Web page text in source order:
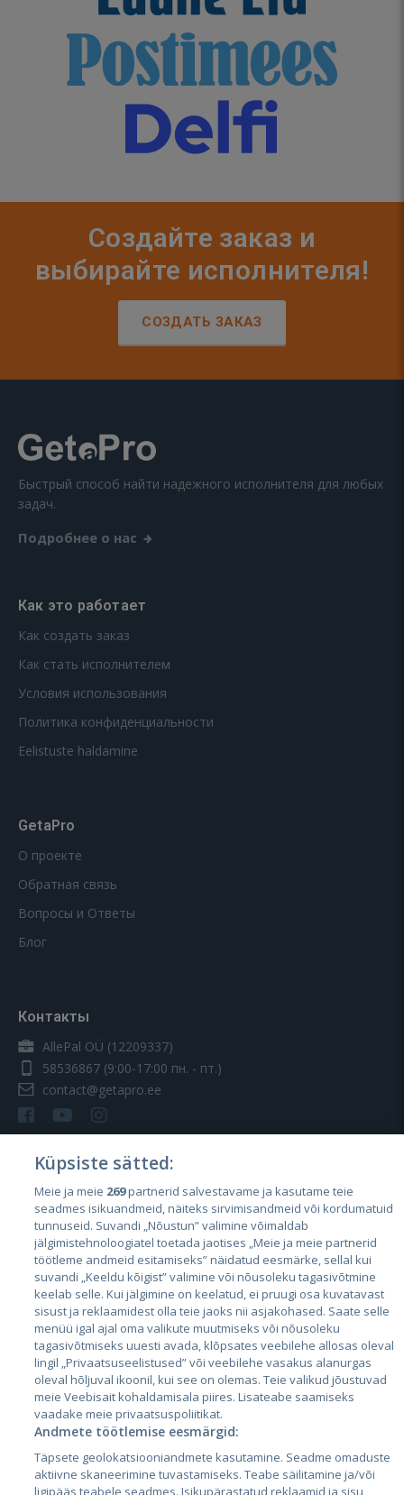
Создайте заказ и
выбирайте исполнителя!
СОЗДАТЬ ЗАКАЗ
Быстрый способ найти надежного исполнителя для любых
задач.
Подробнее о нас
Как это работает
Как создать заказ
Как стать исполнителем
Условия использования
Политика конфиденциальности
Eelistuste haldamine
GetaPro
О проекте
Обратная связь
Вопросы и Ответы
Блог
Контакты
AllePal OÜ (12209337)
58536867 (9:00-17:00 пн. - пт.)
contact@getapro.ee
Страны
Эстония
Латвия
Литва
City24.lv
City24.ee
CVbankas.lt
Kainos.lt
Küpsiste sätted:
Meie ja meie 269partnerid salvestavame ja kasutame teie
seadmes isikuandmeid, näiteks sirvimisandmeid või kordumatuid
tunnuseid. Suvandi „Nõustun” valimine võimaldab
jälgimistehnoloogiatel toetada jaotises „Meie ja meie partnerid
töötleme andmeid esitamiseks” näidatud eesmärke, sellal kui
suvandi „Keeldu kõigist” valimine või nõusoleku tagasivõtmine
keelab selle. Kui jälgimine on keelatud, ei pruugi osa kuvatavast
sisust ja reklaamidest olla teie jaoks nii asjakohased. Saate selle
menüü igal ajal oma valikute muutmiseks või nõusoleku
tagasivõtmiseks uuesti avada, klõpsates veebilehe allosas oleval
lingil „Privaatsuseelistused” või veebilehe vasakus alanurgas
oleval hõljuval ikoonil, kui see on olemas. Teie valikud jõustuvad
meie Veebisait kohaldamisala piires. Lisateabe saamiseks
vaadake meie privaatsuspoliitikat.
Andmete töötlemise eesmärgid:
Täpsete geolokatsiooniandmete kasutamine. Seadme omaduste
aktiivne skaneerimine tuvastamiseks. Teabe säilitamine ja/või
ligipääs teabele seadmes. Isikupärastatud reklaamid ja sisu,